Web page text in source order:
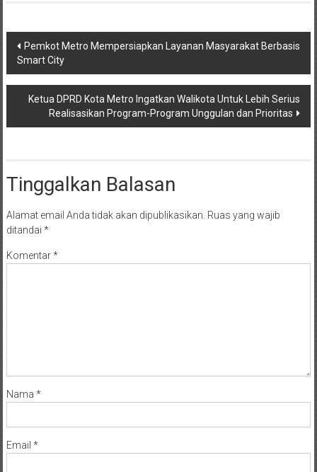
Navigasi
pos
Pemkot Metro Mempersiapkan Layanan Masyarakat Berbasis
Smart City
Ketua DPRD Kota Metro Ingatkan Walikota Untuk Lebih Serius
Realisasikan Program-Program Unggulan dan Prioritas
Tinggalkan Balasan
Alamat email Anda tidak akan dipublikasikan. Ruas yang wajib
ditandai *
Komentar*
Nama *
Email *